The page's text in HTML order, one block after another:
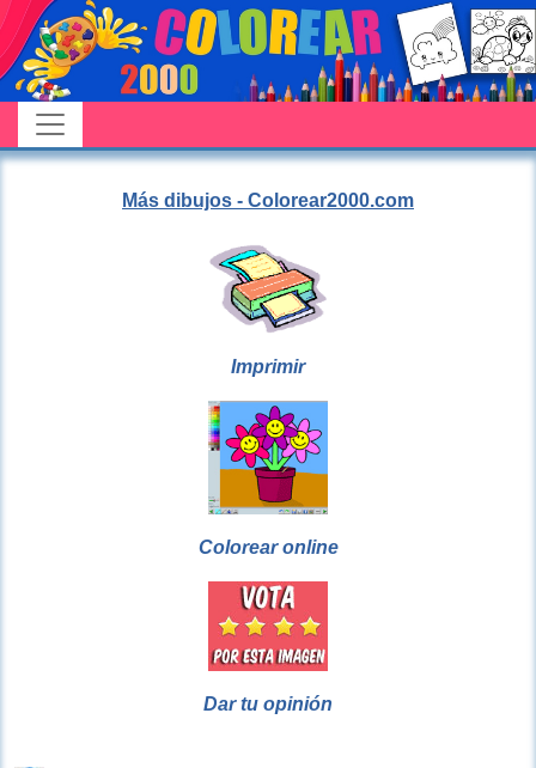
Más dibujos - Colorear2000.com
Imprimir
Colorear online
Dar tu opinión